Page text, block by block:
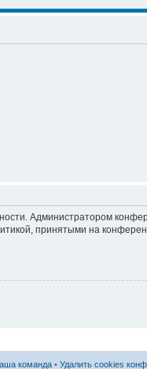
Администратором
принятыми на
команда • Удалить cookies